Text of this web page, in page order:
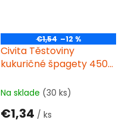
€1,54 –12 %
Civita Těstoviny
kukuričné špagety 450g
Na sklade (30 ks)
€1,34 / ks